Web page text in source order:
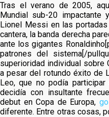
Tras el verano de 2005,
Mundial sub-20 impactante
Lionel Messi en las
cantera, la banda derecha
ante los gigantes
patrones del sistema[/
superioridad individual sobre
a pesar del rotundo éxito de
Leo, que no podía
decidía con insultante
debut en Copa de Europa,
diferente. Entre otras cosas,